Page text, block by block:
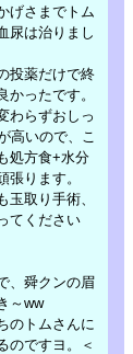
げさまでトム
尿は治りまし
投薬だけで終
かったです。
わらずおしっ
高いので、こ
処方食+水分
張ります。
玉取り手術、
てください
、舜クンの眉
～ww
のトムさんに
のですヨ。＜